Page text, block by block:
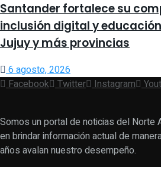
Santander fortalece su
inclusión digital y
Jujuy y más provincias
6 agosto, 2026
Facebook Twitter Instagram
Somos un portal de noticias del Norte
en brindar información actual de
años avalan nuestro desempeño.